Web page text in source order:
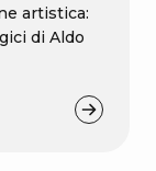
artistica:
di Aldo